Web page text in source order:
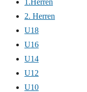
2. Herren
U18
U16
U14
U12
U10